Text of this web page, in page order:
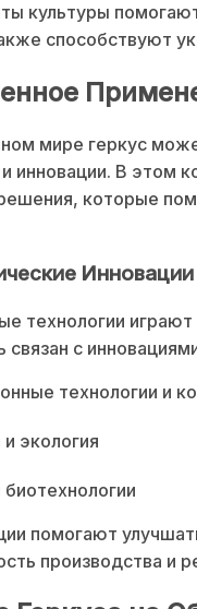
культуры
способствуют
мире геркус
и инновации. В этом
которые
Инновации
технологии
с
технологии и
экология
помогают
производства и